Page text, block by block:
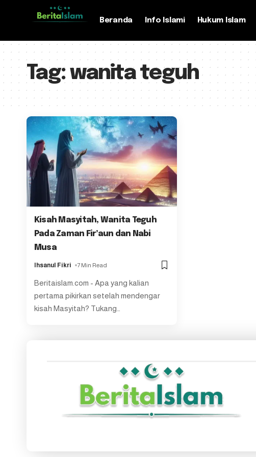
Beranda Info Islami Hukum Islam
Tag:wanita teguh
Kisah Masyitah, Wanita Teguh
Pada Zaman Fir’aun dan Nabi
Musa
Ihsanul Fikri 7 Min Read
Beritaislam.com - Apa yang kalian
pertama pikirkan setelah mendengar
kisah Masyitah? Tukang